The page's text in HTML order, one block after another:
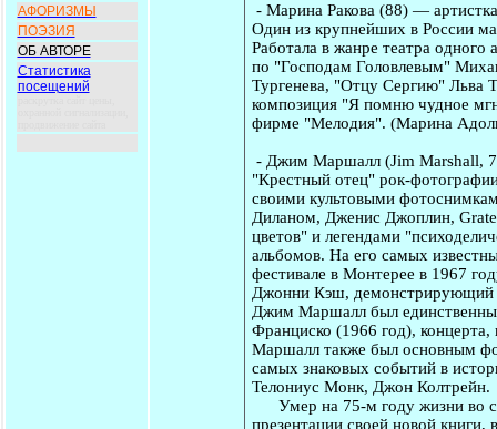
АФОРИЗМЫ
ПОЭЗИЯ
ОБ АВТОРЕ
Статистика
посещений
- Марина Ракова (88) —
Один из крупнейших в России
Работала в жанре театра одного
по "Господам Головлевым"
Тургенева, "Отцу Сергию" Льва
композиция "Я помню чудное
фирме "Мелодия". (Марина
- Джим Маршалл(Jim Marshall,
"Крестный отец" рок-
своими культовыми
Диланом, Дженис Джоплин,
цветов" и легендами
альбомов. На его самых
фестивале в Монтерее в 1967
Джонни Кэш, демонстрирующий
Джим Маршалл был
Франциско (1966 год), концерта,
Маршалл также был основным
самых знаковых событий в
Телониус Монк, Джон Колтрейн.
Умер на 75-м году жизни во
презентации своей новой